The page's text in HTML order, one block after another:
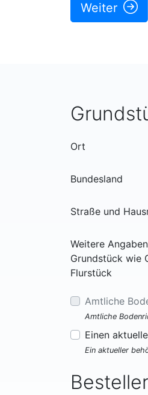
Weiter
Ort
Bundesland
Straße und
Weitere
Grundstück wie
Flurstück
Amtliche
Amtliche
Einen
Ein aktueller